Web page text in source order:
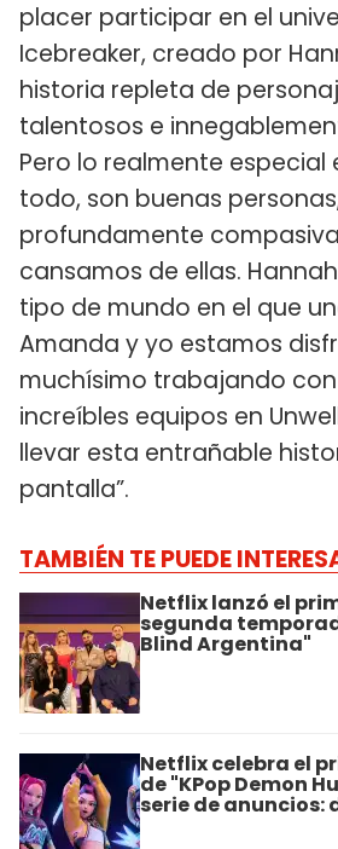
placer participar en el
Icebreaker, creado por
historia repleta de
talentosos e
Pero lo realmente especial
todo, son buenas
profundamente
cansamos de ellas.
tipo de mundo en el que
Amanda y yo estamos
muchísimo trabajando
increíbles equipos en
llevar esta entrañable
pantalla”.
TAMBIÉN TE PUEDE
Netflix lanzó el
segunda
Blind Argentina"
Netflix celebra el
de "KPop Demon
serie de anuncios: